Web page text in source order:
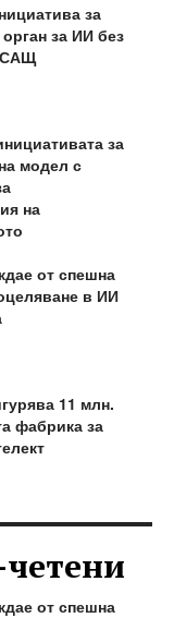
за
за ИИ без
САЩ
за
модел с
на
от спешна
в ИИ
11 млн.
фабрика за
от спешна